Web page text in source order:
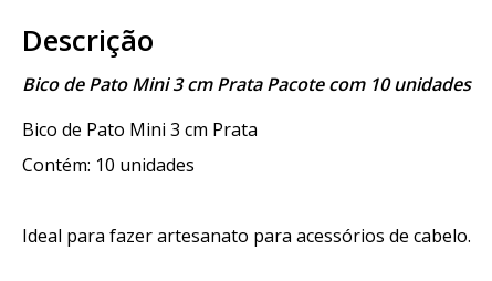
Descrição
Bico de Pato Mini 3 cm Prata Pacote com 10 unidades
Bico de Pato Mini 3 cm Prata
Contém: 10 unidades
Ideal para fazer artesanato para acessórios de cabelo.